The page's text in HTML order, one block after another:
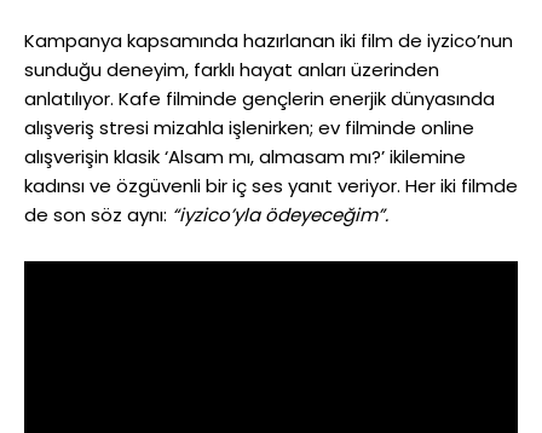
Kampanya kapsamında hazırlanan iki film de iyzico’nun
sunduğu deneyim, farklı hayat anları üzerinden
anlatılıyor. Kafe filminde gençlerin enerjik dünyasında
alışveriş stresi mizahla işlenirken; ev filminde online
alışverişin klasik ‘Alsam mı, almasam mı?’ ikilemine
kadınsı ve özgüvenli bir iç ses yanıt veriyor. Her iki filmde
de son söz aynı: “iyzico’yla ödeyeceğim”.